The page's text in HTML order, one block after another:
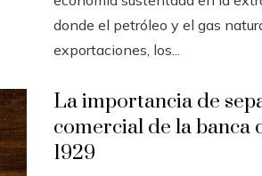
donde el petróleo y el gas
exportaciones, los...
La importancia de
comercial de la banca
1929